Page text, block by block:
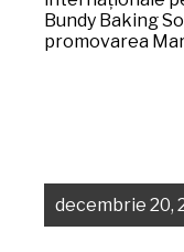
Bundy Baking
promovarea
decembrie 20,